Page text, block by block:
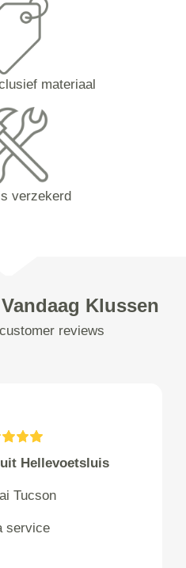
materiaal
verzekerd
Klussen
reviews
Hellevoetsluis
Tucson
service